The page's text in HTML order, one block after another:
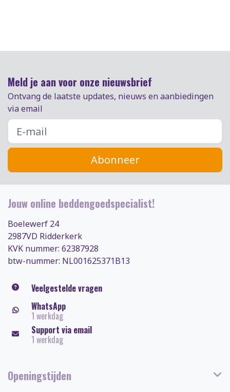
Meld je aan voor onze nieuwsbrief
Ontvang de laatste updates, nieuws en aanbiedingen
via email
Abonneer
Jouw online beddengoedspecialist!
Boelewerf 24
2987VD Ridderkerk
KVK nummer: 62387928
btw-nummer: NL001625371B13
Veelgestelde vragen
WhatsApp
1 werkdag
Support via email
1 werkdag
Openingstijden